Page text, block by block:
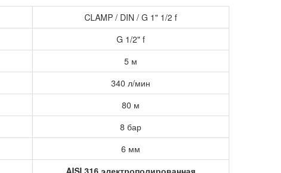
CLAMP / DIN / G 1"1/2 f
G 1/2" f
5 м
340 л/мин
80 м
8 бар
6 мм
AISI 316 электрополированная